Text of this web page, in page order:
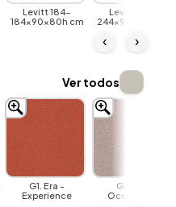
Levitt 184-
184x90x80h cm
Levitt 244-
244x90x80h cm
‹ ›
G1. Era -
Experience
G1. Era -
Occurrence
Ver todos